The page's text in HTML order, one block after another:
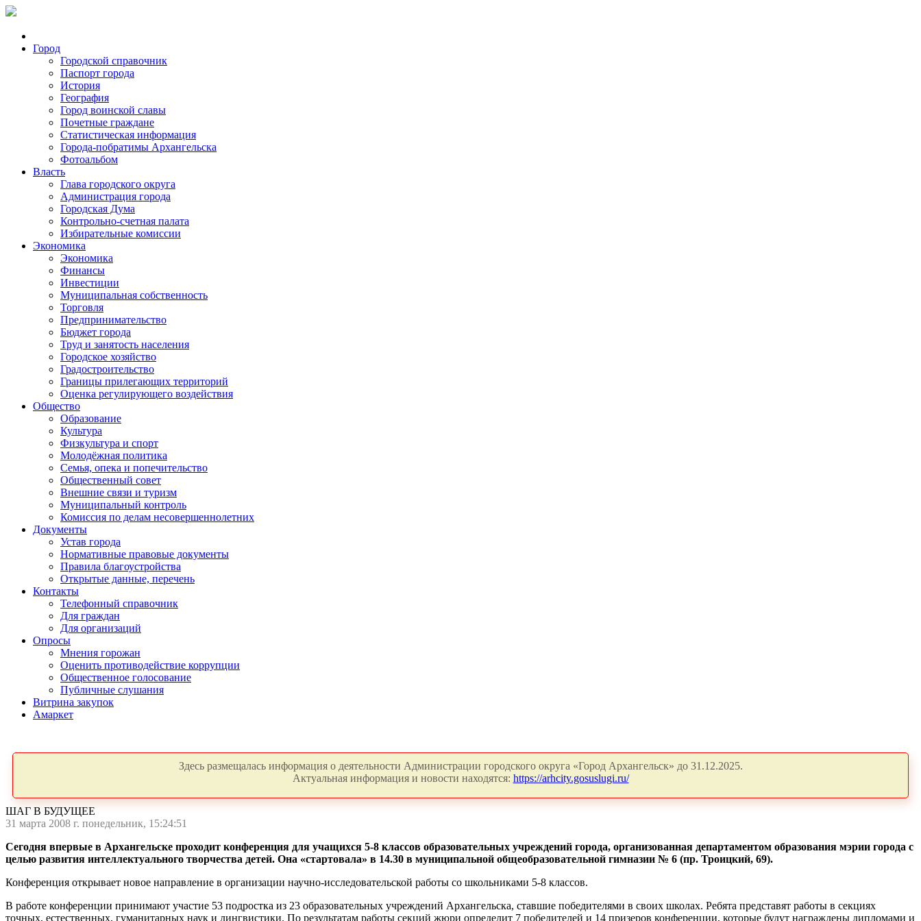
Город
Городской справочник
Паспорт города
История
География
Город воинской славы
Почетные граждане
Статистическая информация
Города-побратимы Архангельска
Фотоальбом
Власть
Глава городского округа
Администрация города
Городская Дума
Контрольно-счетная палата
Избирательные комиссии
Экономика
Экономика
Финансы
Инвестиции
Муниципальная собственность
Торговля
Предпринимательство
Бюджет города
Труд и занятость населения
Городское хозяйство
Градостроительство
Границы прилегающих территорий
Оценка регулирующего воздействия
Общество
Образование
Культура
Физкультура и спорт
Молодёжная политика
Семья, опека и попечительство
Общественный совет
Внешние связи и туризм
Муниципальный контроль
Комиссия по делам несовершеннолетних
Документы
Устав города
Нормативные правовые документы
Правила благоустройства
Открытые данные, перечень
Контакты
Телефонный справочник
Для граждан
Для организаций
Опросы
Мнения горожан
Оценить противодействие коррупции
Общественное голосование
Публичные слушания
Витрина закупок
Амаркет
Здесь размещалась информация о деятельности Администрации городского округа «Город Архангельск» до 31.12.2025.
Актуальная информация и новости находятся: https://arhcity.gosuslugi.ru/
ШАГ В БУДУЩЕЕ
31 марта 2008 г. понедельник, 15:24:51
Сегодня впервые в Архангельске проходит конференция для учащихся 5-8 классов образовательных учреждений города, организованная департаментом образования мэрии города с
целью развития интеллектуального творчества детей. Она «стартовала» в 14.30 в муниципальной общеобразовательной гимназии № 6 (пр. Троицкий, 69).
Конференция открывает новое направление в организации научно-исследовательской работы со школьниками 5-8 классов.
В работе конференции принимают участие 53 подростка из 23 образовательных учреждений Архангельска, ставшие победителями в своих школах. Ребята представят работы в секциях
точных, естественных, гуманитарных наук и лингвистики. По результатам работы секций жюри определит 7 победителей и 14 призеров конференции, которые будут награждены дипломами и